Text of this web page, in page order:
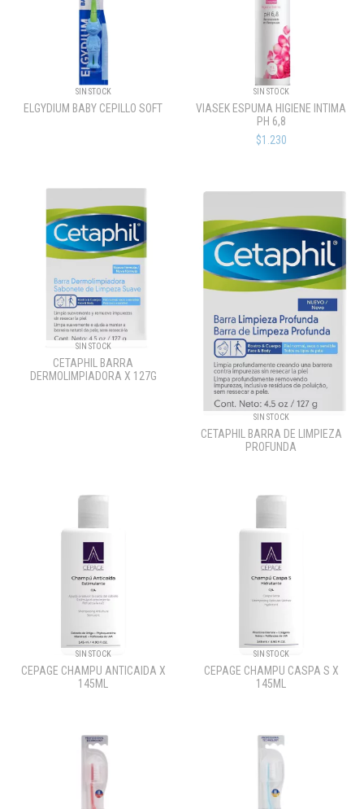
SIN STOCK
ELGYDIUM BABY CEPILLO SOFT
SIN STOCK
VIASEK ESPUMA HIGIENE INTIMA
PH 6,8
$1.230
SIN STOCK
CETAPHIL BARRA
DERMOLIMPIADORA X 127G
SIN STOCK
CETAPHIL BARRA DE LIMPIEZA
PROFUNDA
SIN STOCK
CEPAGE CHAMPU ANTICAIDA X
145ML
SIN STOCK
CEPAGE CHAMPU CASPA S X
145ML